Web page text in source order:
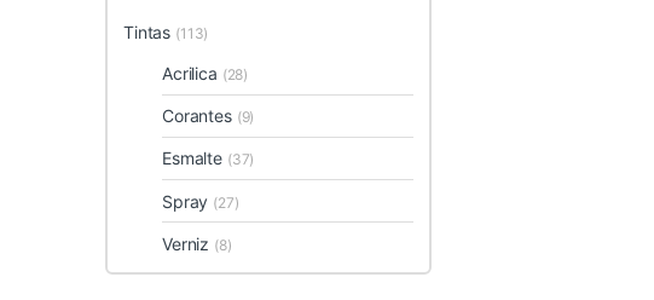
Tintas (113)
Acrilica (28)
Corantes (9)
Esmalte (37)
Spray (27)
Verniz (8)